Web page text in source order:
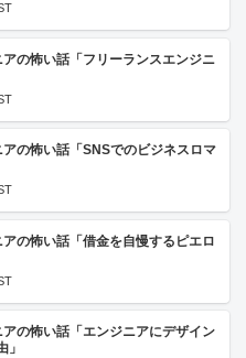
の怖い話「フリーランスエンジニ
の怖い話「SNSでのビジネスロマ
の怖い話「借金を自慢するピエロ
の怖い話「エンジニアにデザイン
」